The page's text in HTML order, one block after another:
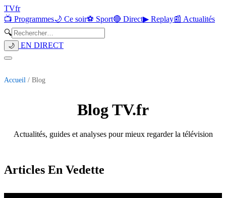
TVfr
📺 Programmes🌙 Ce soir⚽ Sport🔴 Direct▶ Replay📰 Actualités
🔍
🌙 EN DIRECT
Accueil / Blog
Blog TV.fr
Actualités, guides et analyses pour mieux regarder la télévision
Articles En Vedette